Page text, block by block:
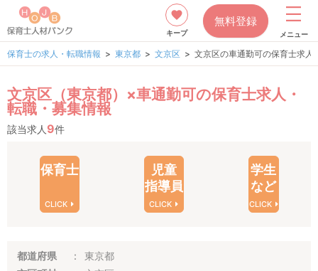
キープ
無料登録
メニュー
保育士の求人・転職情報 東京都 文京区 文京区の車通勤可の保育士求人
文京区（東京都）×車通勤可の保育士求人・
転職・募集情報
該当求人 9件
保育士
CLICK
児童
指導員
CLICK
学生
など
CLICK
都道府県
東京都